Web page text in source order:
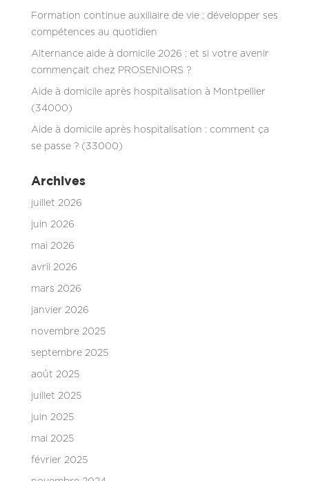
Formation continue auxiliaire de vie : développer ses
compétences au quotidien
Alternance aide à domicile 2026 : et si votre avenir
commençait chez PROSENIORS ?
Aide à domicile après hospitalisation à Montpellier
(34000)
Aide à domicile après hospitalisation : comment ça
se passe ? (33000)
Archives
juillet 2026
juin 2026
mai 2026
avril 2026
mars 2026
janvier 2026
novembre 2025
septembre 2025
août 2025
juillet 2025
juin 2025
mai 2025
février 2025